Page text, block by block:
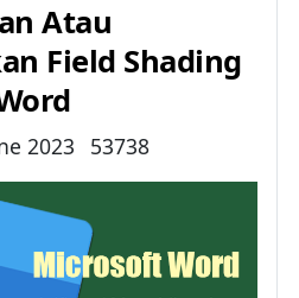
Atau
Field Shading
2023 53738